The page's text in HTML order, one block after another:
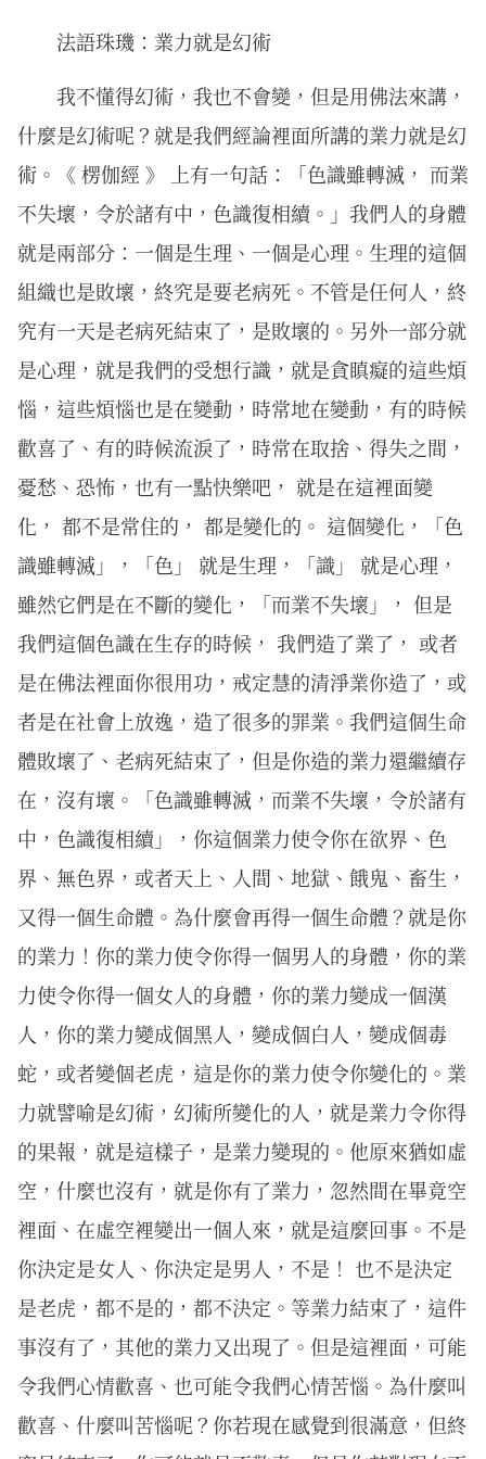
法語珠璣：業力就是幻術
我不懂得幻術，我也不會變，但是用佛法來講，
什麼是幻術呢？就是我們經論裡面所講的業力就是幻
術。《 楞伽經 》 上有一句話：「色識雖轉滅， 而業
不失壞，令於諸有中，色識復相續。」我們人的身體
就是兩部分：一個是生理、一個是心理。生理的這個
組織也是敗壞，終究是要老病死。不管是任何人，終
究有一天是老病死結束了，是敗壞的。另外一部分就
是心理，就是我們的受想行識，就是貪瞋癡的這些煩
惱，這些煩惱也是在變動，時常地在變動，有的時候
歡喜了、有的時候流淚了，時常在取捨、得失之間，
憂愁、恐怖，也有一點快樂吧， 就是在這裡面變
化， 都不是常住的， 都是變化的。 這個變化，「色
識雖轉滅」，「色」 就是生理，「識」 就是心理，
雖然它們是在不斷的變化，「而業不失壞」， 但是
我們這個色識在生存的時候， 我們造了業了， 或者
是在佛法裡面你很用功，戒定慧的清淨業你造了，或
者是在社會上放逸，造了很多的罪業。我們這個生命
體敗壞了、老病死結束了，但是你造的業力還繼續存
在，沒有壞。「色識雖轉滅，而業不失壞，令於諸有
中，色識復相續」，你這個業力使令你在欲界、色
界、無色界，或者天上、人間、地獄、餓鬼、畜生，
又得一個生命體。為什麼會再得一個生命體？就是你
的業力！你的業力使令你得一個男人的身體，你的業
力使令你得一個女人的身體，你的業力變成一個漢
人，你的業力變成個黑人，變成個白人，變成個毒
蛇，或者變個老虎，這是你的業力使令你變化的。業
力就譬喻是幻術，幻術所變化的人，就是業力令你得
的果報，就是這樣子，是業力變現的。他原來猶如虛
空，什麼也沒有，就是你有了業力，忽然間在畢竟空
裡面、在虛空裡變出一個人來，就是這麼回事。不是
你決定是女人、你決定是男人，不是！ 也不是決定
是老虎，都不是的，都不決定。等業力結束了，這件
事沒有了，其他的業力又出現了。但是這裡面，可能
令我們心情歡喜、也可能令我們心情苦惱。為什麼叫
歡喜、什麼叫苦惱呢？你若現在感覺到很滿意，但終